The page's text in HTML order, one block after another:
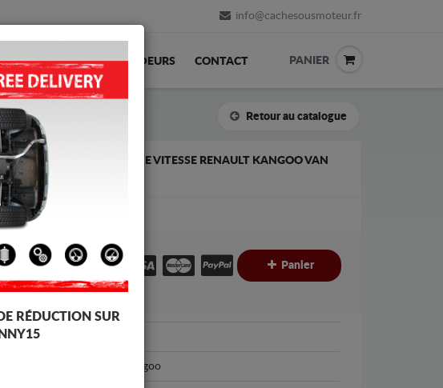
info@cachesousmoteur.fr
AVIS REVENDEURS CONTACT PANIER
Retour au catalogue
ET DE LA BOÎTE DE VITESSE RENAULT KANGOO VAN
19.137
203 €
182€
TTC
Panier
Renault Kangoo
RÉDUCTION SUR